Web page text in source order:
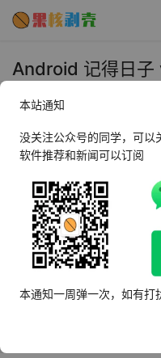
Android 记得日子
2024年9月29日 上午11:52 •
AI摘要
此内容由AI根据文章内容自动
记得日子APP助您告别遗
提供倒计时与提醒功能
数日等多种记录方式，确
本站通知
没关注公众号的同学，可以
软件推荐和新闻可以订阅
本通知一周弹一次，如有打